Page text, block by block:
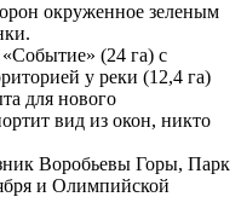
окруженное зеленым
(24 га) с
у реки (12,4 га)
для нового
вид из окон, никто
Воробьевы Горы, Парк
и Олимпийской